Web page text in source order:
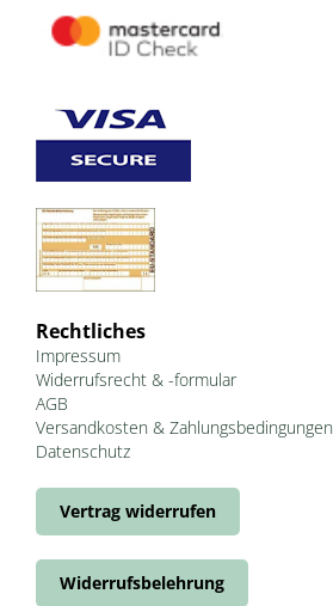
Rechtliches
Impressum
Widerrufsrecht & -formular
AGB
Versandkosten & Zahlungsbedingungen
Datenschutz
Vertrag widerrufen
Widerrufsbelehrung